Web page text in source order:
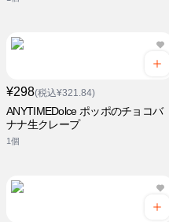
¥298(税込¥321.84)
ANYTIMEDolce ポッポのチョコバ
ナナ生クレープ
1個